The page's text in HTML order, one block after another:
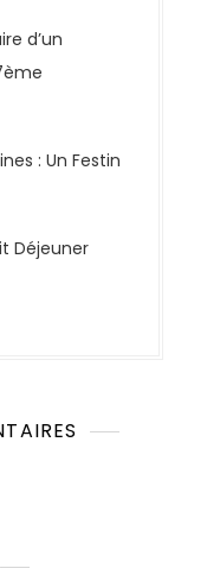
d’un
: Un Festin
Déjeuner